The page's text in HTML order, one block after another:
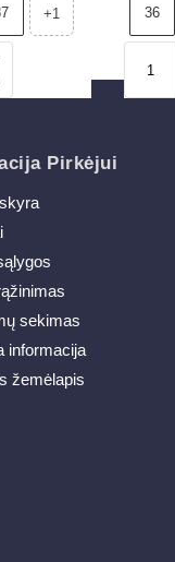
+1 36
Pirkėjui
sekimas
informacija
žemėlapis